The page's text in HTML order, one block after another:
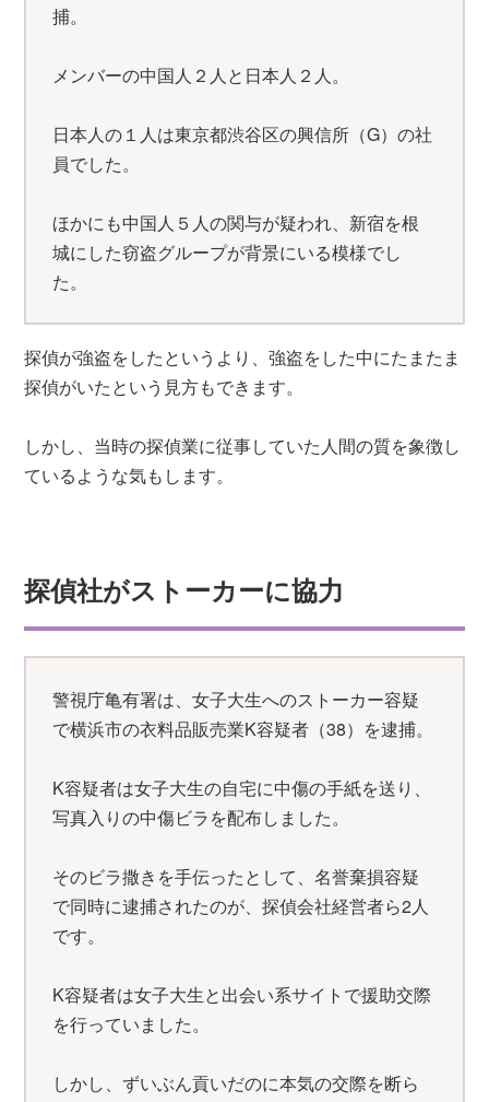
捕。
メンバーの中国人２人と日本人２人。
日本人の１人は東京都渋谷区の興信所（G）の社
員でした。
ほかにも中国人５人の関与が疑われ、新宿を根
城にした窃盗グループが背景にいる模様でし
た。
探偵が強盗をしたというより、強盗をした中にたまたま
探偵がいたという見方もできます。
しかし、当時の探偵業に従事していた人間の質を象徴し
ているような気もします。
探偵社がストーカーに協力
警視庁亀有署は、女子大生へのストーカー容疑
で横浜市の衣料品販売業K容疑者（38）を逮捕。
K容疑者は女子大生の自宅に中傷の手紙を送り、
写真入りの中傷ビラを配布しました。
そのビラ撒きを手伝ったとして、名誉棄損容疑
で同時に逮捕されたのが、探偵会社経営者ら2人
です。
K容疑者は女子大生と出会い系サイトで援助交際
を行っていました。
しかし、ずいぶん貢いだのに本気の交際を断ら